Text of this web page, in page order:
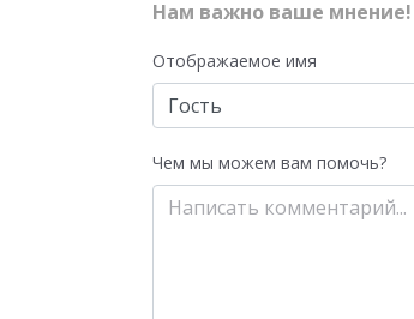
Нам важно ваше
Отображаемое имя
Чем мы можем вам помочь?